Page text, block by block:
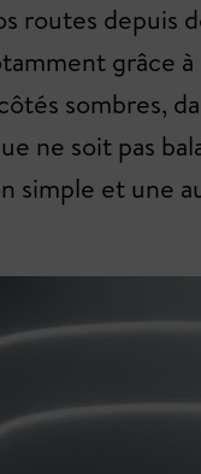
routes depuis
grâce
sombres,
ne soit pas
simple et une